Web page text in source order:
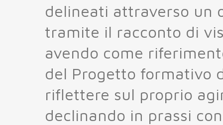
delineati attraverso un
tramite il racconto di
avendo come
del Progetto formativo
riflettere sul proprio
declinando in prassi